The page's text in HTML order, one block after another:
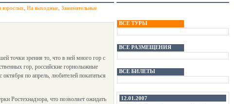
взрослых На выходные Занимательные
точки зрения то, что в ней много гор с
гор, российские горнолыжные
по апрель, любителей покататься
Ростехнадзора, что позволяет ожидать
ВСЕ ТУРЫ
ВСЕ РАЗМЕЩЕНИЯ
ВСЕ БИЛЕТЫ
12.01.2007